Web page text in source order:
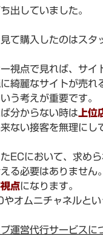
出していました。
て購入したのはスタ
視点で見れば、サイ
綺麗なサイトが売れ
う考えが重要です。
分からない時は上位
ない接客を無理にし
ECにおいて、求め
る必要はありません
点になります。
オムニチャネルと
運営代行サービスに